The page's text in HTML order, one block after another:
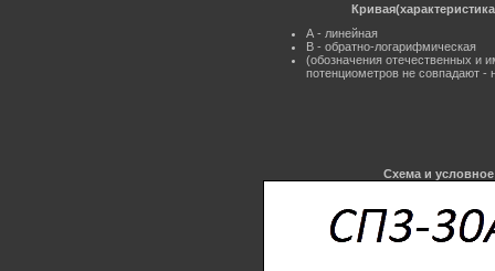
А - линейная
В - обратно-логарифмическая
(обозначения отечественных и
потенциометров не совпадают -
Схема и